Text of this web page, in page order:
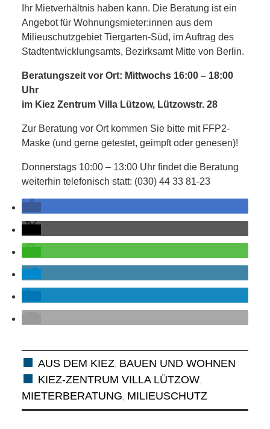
GASTRONOMIE
KINDER,
HERANWACHSENDE,
SCHULE
KUNST
UND
KULTUR
IN
EIGENER
SACHE
MITEINANDER
ÖFFENTLICHER
RAUM UND
VERKEHR
Ihr Mietverhältnis haben kann. Die Beratung ist ein
Angebot für Wohnungsmieter:innen aus dem
Milieuschutzgebiet Tiergarten-Süd, im Auftrag des
Stadtentwicklungsamts, Bezirksamt Mitte von Berlin.
Beratungszeit vor Ort: Mittwochs 16:00 – 18:00
Uhr
im Kiez Zentrum Villa Lützow, Lützowstr. 28
Zur Beratung vor Ort kommen Sie bitte mit FFP2-
Maske (und gerne getestet, geimpft oder genesen)!
Donnerstags 10:00 – 13:00 Uhr findet die Beratung
weiterhin telefonisch statt: (030) 44 33 81-23
AUS DEM KIEZ, BAUEN UND WOHNEN
KIEZ-ZENTRUM VILLA LÜTZOW,
MIETERBERATUNG, MILIEUSCHUTZ